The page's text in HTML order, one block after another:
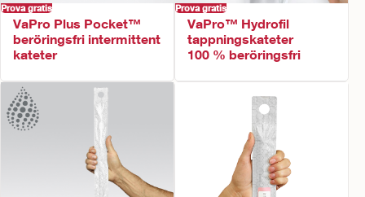
Prova gratis
VaPro Plus Pocket™
beröringsfri intermittent
kateter
Prova gratis
VaPro™ Hydrofil
tappningskateter
100 % beröringsfri ​